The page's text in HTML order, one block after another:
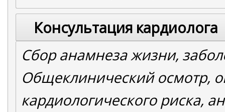
Консультация кардиолога
Сбор анамнеза жизни,
Общеклинический осмотр,
кардиологического риска,